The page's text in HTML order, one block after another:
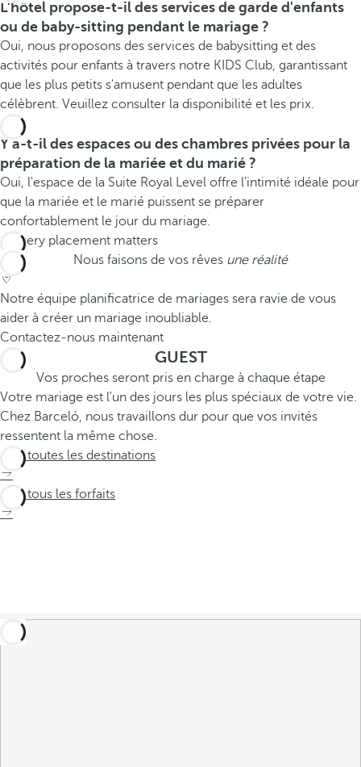
L'hôtel propose-t-il des services de garde d'enfants
ou de baby-sitting pendant le mariage ?
Oui, nous proposons des services de babysitting et des
activités pour enfants à travers notre KIDS Club, garantissant
que les plus petits s'amusent pendant que les adultes
célèbrent. Veuillez consulter la disponibilité et les prix.
Y a-t-il des espaces ou des chambres privées pour la
préparation de la mariée et du marié ?
Oui, l'espace de la Suite Royal Level offre l'intimité idéale pour
que la mariée et le marié puissent se préparer
confortablement le jour du mariage.
Nous faisons de vos rêves une réalité
Notre équipe planificatrice de mariages sera ravie de vous
aider à créer un mariage inoubliable.
Contactez-nous maintenant
GUEST
Vos proches seront pris en charge à chaque étape
Votre mariage est l'un des jours les plus spéciaux de votre vie.
Chez Barceló, nous travaillons dur pour que vos invités
ressentent la même chose.
Voir toutes les destinations
Voir tous les forfaits